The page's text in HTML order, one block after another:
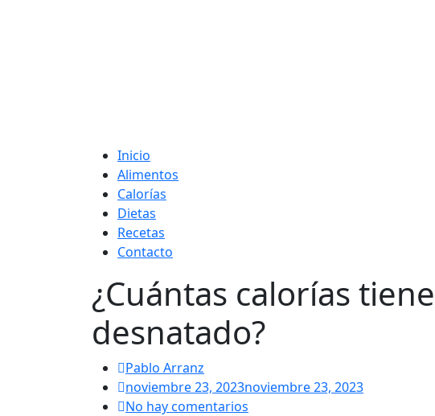
Adelgaza con en tu
Inicio
Alimentos
Calorías
Dietas
Recetas
Contacto
¿Cuántas calorías
desnatado?
Pablo Arranz
noviembre 23, 2023noviembre 23, 2023
No hay comentarios